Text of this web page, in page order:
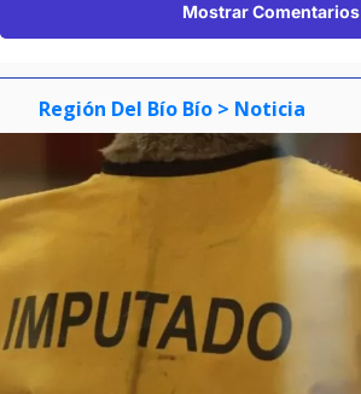
Mostrar Comentarios
Región Del Bío Bío > Noticia